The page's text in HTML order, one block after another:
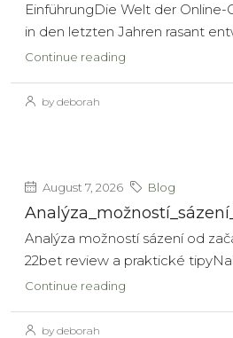
EinführungDie Welt der Online-
in den letzten Jahren rasant
Continue reading
by deborah
August 7, 2026 Blog
Analýza možností sázení od
22bet review a praktické
Continue reading
by deborah